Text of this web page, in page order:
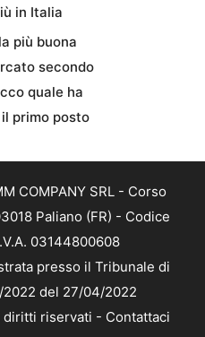
in Italia
più buona
secondo
quale ha
primo posto
COMPANY SRL - Corso
Paliano (FR) - Codice
03144800608
presso il Tribunale di
del 27/04/2022
riservati - Contattaci